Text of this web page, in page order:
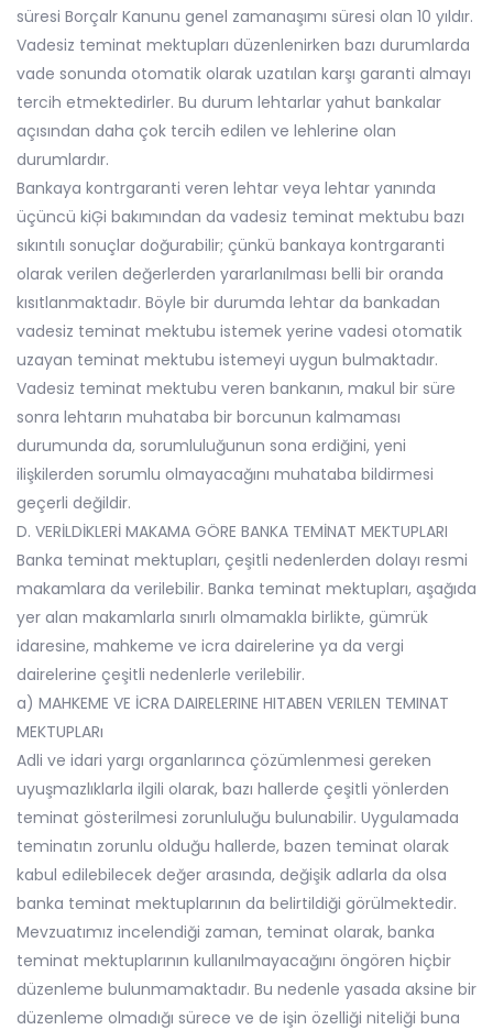
süresi Borçalr Kanunu genel zamanaşımı süresi olan 10 yıldır.
Vadesiz teminat mektupları düzenlenirken bazı durumlarda
vade sonunda otomatik olarak uzatılan karşı garanti almayı
tercih etmektedirler. Bu durum lehtarlar yahut bankalar
açısından daha çok tercih edilen ve lehlerine olan
durumlardır.
Bankaya kontrgaranti veren lehtar veya lehtar yanında
üçüncü kiĢi bakımından da vadesiz teminat mektubu bazı
sıkıntılı sonuçlar doğurabilir; çünkü bankaya kontrgaranti
olarak verilen değerlerden yararlanılması belli bir oranda
kısıtlanmaktadır. Böyle bir durumda lehtar da bankadan
vadesiz teminat mektubu istemek yerine vadesi otomatik
uzayan teminat mektubu istemeyi uygun bulmaktadır.
Vadesiz teminat mektubu veren bankanın, makul bir süre
sonra lehtarın muhataba bir borcunun kalmaması
durumunda da, sorumluluğunun sona erdiğini, yeni
ilişkilerden sorumlu olmayacağını muhataba bildirmesi
geçerli değildir.
D. VERİLDİKLERİ MAKAMA GÖRE BANKA TEMİNAT MEKTUPLARI
Banka teminat mektupları, çeşitli nedenlerden dolayı resmi
makamlara da verilebilir. Banka teminat mektupları, aşağıda
yer alan makamlarla sınırlı olmamakla birlikte, gümrük
idaresine, mahkeme ve icra dairelerine ya da vergi
dairelerine çeşitli nedenlerle verilebilir.
a) MAHKEME VE İCRA DAIRELERINE HITABEN VERILEN TEMINAT
MEKTUPLARı
Adli ve idari yargı organlarınca çözümlenmesi gereken
uyuşmazlıklarla ilgili olarak, bazı hallerde çeşitli yönlerden
teminat gösterilmesi zorunluluğu bulunabilir. Uygulamada
teminatın zorunlu olduğu hallerde, bazen teminat olarak
kabul edilebilecek değer arasında, değişik adlarla da olsa
banka teminat mektuplarının da belirtildiği görülmektedir.
Mevzuatımız incelendiği zaman, teminat olarak, banka
teminat mektuplarının kullanılmayacağını öngören hiçbir
düzenleme bulunmamaktadır. Bu nedenle yasada aksine bir
düzenleme olmadığı sürece ve de işin özelliği niteliği buna